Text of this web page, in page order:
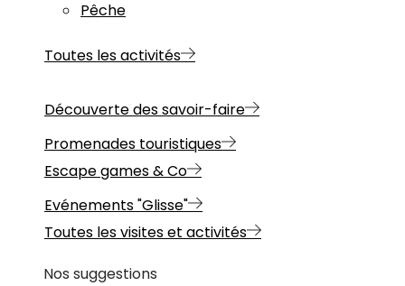
Pêche
Toutes les activités
Découverte des savoir-faire
Promenades touristiques
Escape games & Co
Evénements "Glisse"
Toutes les visites et activités
Nos suggestions